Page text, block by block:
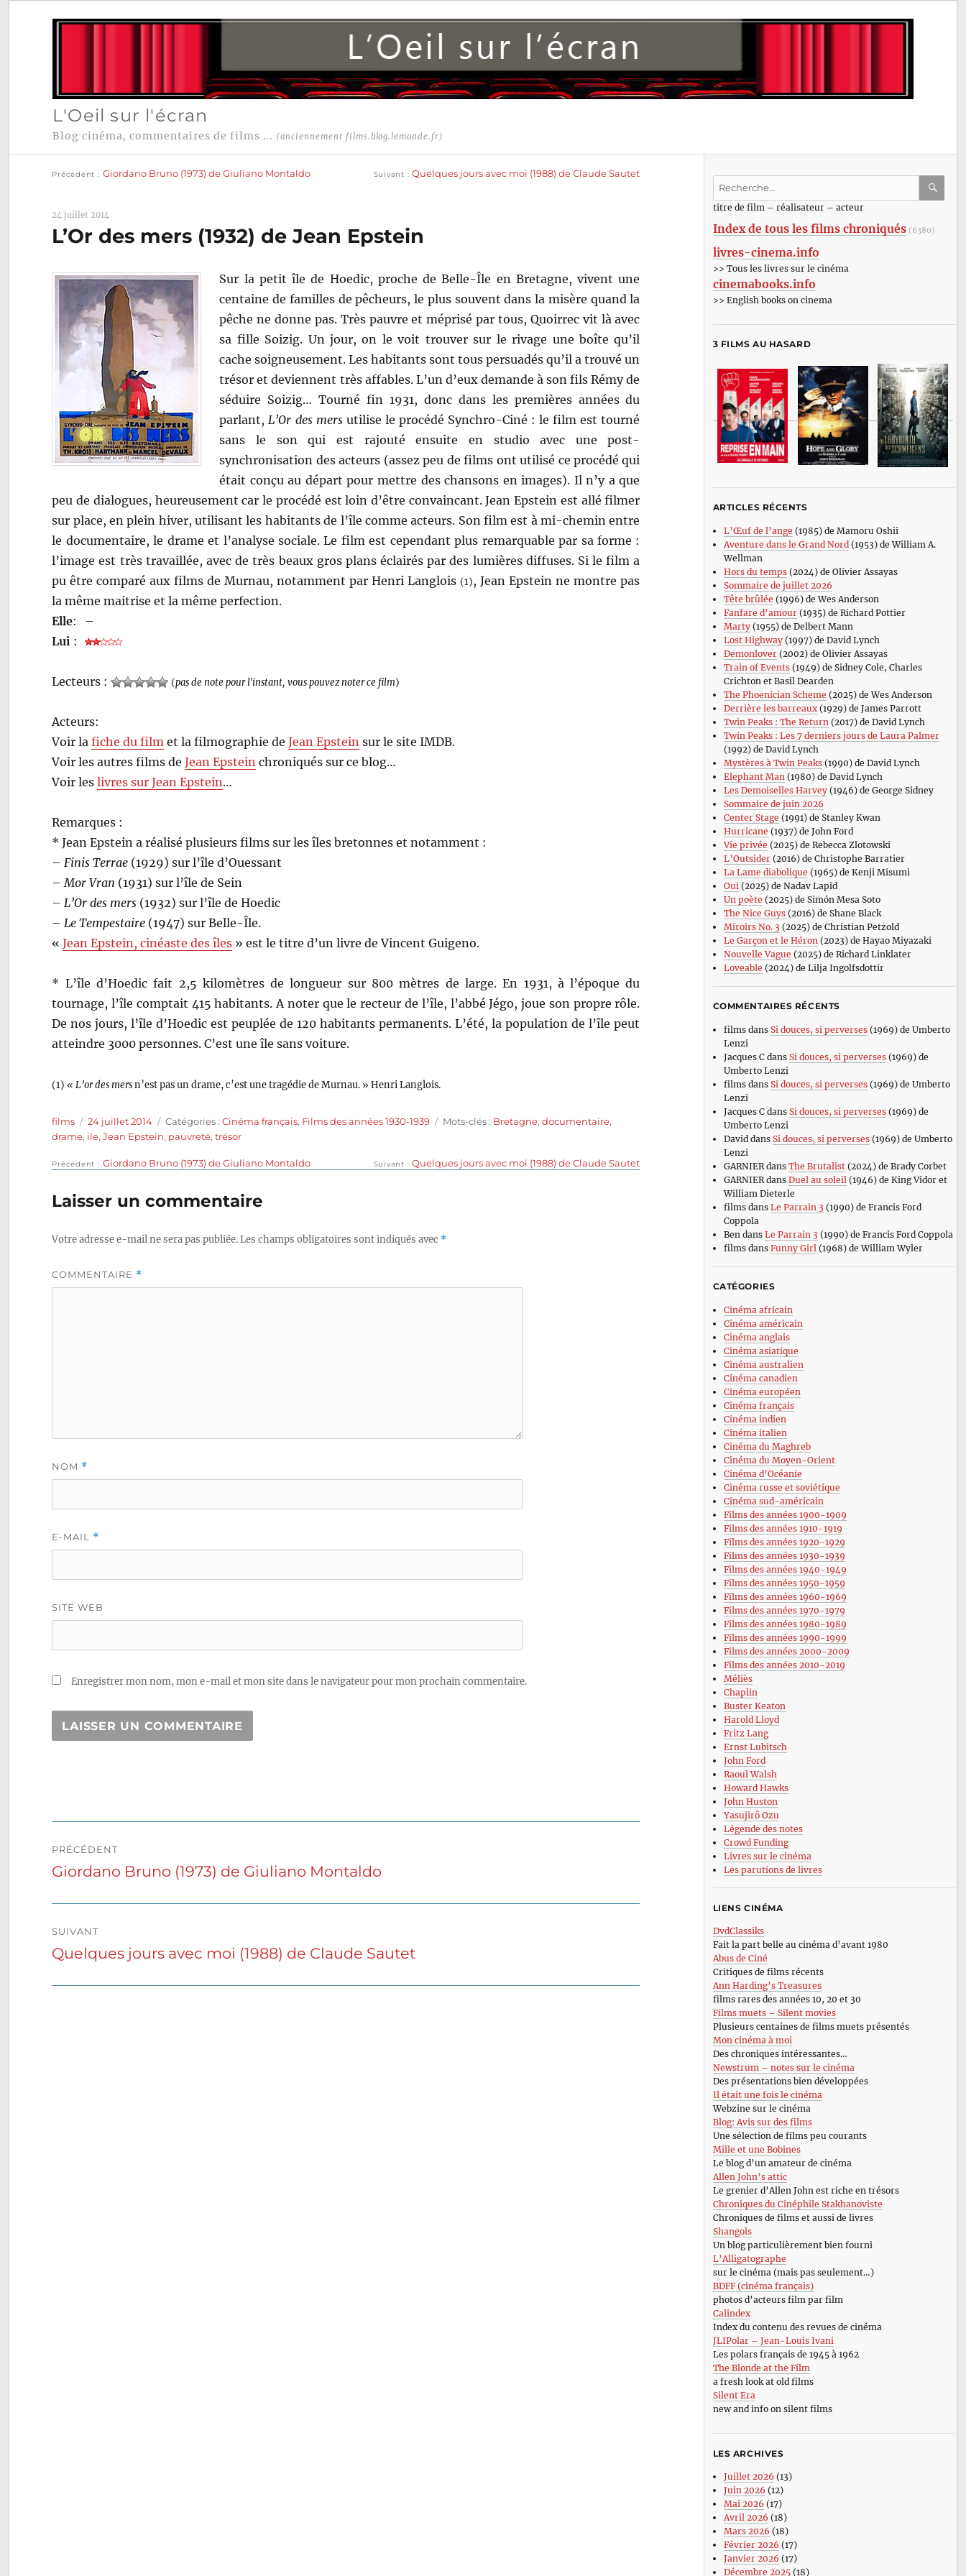
L'Oeil sur l'écran
Blog cinéma, commentaires de films ... (anciennement films.blog.lemonde.fr)
Navigation
l’article
Précédent Giordano Bruno (1973) de Giuliano Montaldo Suivant Quelques jours avec moi (1988) de Claude Sautet
24 juillet 2014
L’Or des mers (1932) de Jean Epstein
Sur la petit île de Hoedic, proche de Belle-Île en Bretagne, vivent une
centaine de familles de pêcheurs, le plus souvent dans la misère quand la
pêche ne donne pas. Très pauvre et méprisé par tous, Quoirrec vit là avec
sa fille Soizig. Un jour, on le voit trouver sur le rivage une boîte qu’il
cache soigneusement. Les habitants sont tous persuadés qu’il a trouvé un
trésor et deviennent très affables. L’un d’eux demande à son fils Rémy de
séduire Soizig… Tourné fin 1931, donc dans les premières années du
parlant, L’Or des mersutilise le procédé Synchro-Ciné : le film est tourné
sans le son qui est rajouté ensuite en studio avec une post-
synchronisation des acteurs (assez peu de films ont utilisé ce procédé qui
était conçu au départ pour mettre des chansons en images). Il n’y a que
peu de dialogues, heureusement car le procédé est loin d’être convaincant. Jean Epstein est allé filmer
sur place, en plein hiver, utilisant les habitants de l’île comme acteurs. Son film est à mi-chemin entre
le documentaire, le drame et l’analyse sociale. Le film est cependant plus remarquable par sa forme :
l’image est très travaillée, avec de très beaux gros plans éclairés par des lumières diffuses. Si le film a
pu être comparé aux films de Murnau, notamment par Henri Langlois(1), Jean Epstein ne montre pas
la même maitrise et la même perfection.
Elle:
–
Lui :
Lecteurs : (pas de note pour l'instant, vous pouvez noter ce film)
Acteurs:
Voir lafiche du film et la filmographie deJean Epstein sur le site IMDB.
Voir les autres films deJean Epstein chroniqués sur ce blog…
Voir leslivres sur Jean Epstein…
Remarques :
* Jean Epstein a réalisé plusieurs films sur les îles bretonnes et notamment :
– Finis Terrae (1929) sur l’île d’Ouessant
– Mor Vran (1931) sur l’île de Sein
– L’Or des mers (1932) sur l’île de Hoedic
– Le Tempestaire (1947) sur Belle-Île.
«Jean Epstein, cinéaste des îles » est le titre d’un livre de Vincent Guigeno.
* L’île d’Hoedic fait 2,5 kilomètres de longueur sur 800 mètres de large. En 1931, à l’époque du
tournage, l’île comptait 415 habitants. A noter que le recteur de l’île, l’abbé Jégo, joue son propre rôle.
De nos jours, l’île d’Hoedic est peuplée de 120 habitants permanents. L’été, la population de l’île peut
atteindre 3000 personnes. C’est une île sans voiture.
(1) « L’or des mersn’est pas un drame, c’est une tragédie de Murnau. » Henri Langlois.
Auteur
films
Publié
le
24 juillet 2014 Catégories
Catégories :Cinéma français, Films des années 1930-1939 Étiquettes
Mots-clés : Bretagne,documentaire,
drame, ile,Jean Epstein, pauvreté,trésor
Navigation
de
l’article
Précédent
Publication
Giordano Bruno (1973) de Giuliano Montaldo Suivant
Publication
Quelques jours avec moi (1988) de Claude Sautet
Laisser un commentaire
Votre adresse e-mail ne sera pas publiée.Les champs obligatoires sont indiqués avec *
COMMENTAIRE *
NOM *
E-MAIL *
SITE WEB
Enregistrer mon nom, mon e-mail et mon site dans le navigateur pour mon prochain commentaire.
de
PRÉCÉDENT
Publication
Giordano Bruno (1973) de Giuliano Montaldo
SUIVANT
Publication
Quelques jours avec moi (1988) de Claude Sautet
Recherche
:titre de film – réalisateur – acteur
Index de tous les films chroniqués (6380)
livres-cinema.info
>> Tous les livres sur le cinéma
cinemabooks.info
>> English books on cinema
3 FILMS AU HASARD
ARTICLES RÉCENTS
L’Œuf de l’ange (1985) de Mamoru Oshii
Aventure dans le Grand Nord(1953) de William A.
Wellman
Hors du temps(2024) de Olivier Assayas
Sommaire de juillet 2026
Tête brûlée (1996) de Wes Anderson
Fanfare d’amour(1935) de Richard Pottier
Marty(1955) de Delbert Mann
Lost Highway(1997) de David Lynch
Demonlover(2002) de Olivier Assayas
Train of Events(1949) de Sidney Cole, Charles
Crichton et Basil Dearden
The Phoenician Scheme (2025) de Wes Anderson
Derrière les barreaux(1929) de James Parrott
Twin Peaks : The Return(2017) de David Lynch
Twin Peaks : Les 7 derniers jours de Laura Palmer
(1992) de David Lynch
Mystères à Twin Peaks(1990) de David Lynch
Elephant Man(1980) de David Lynch
Les Demoiselles Harvey(1946) de George Sidney
Sommaire de juin 2026
Center Stage (1991) de Stanley Kwan
Hurricane (1937) de John Ford
Vie privée (2025) de Rebecca Zlotowski
L’Outsider(2016) de Christophe Barratier
La Lame diabolique (1965) de Kenji Misumi
Oui(2025) de Nadav Lapid
Un poète (2025) de Simón Mesa Soto
The Nice Guys(2016) de Shane Black
Miroirs No. 3 (2025) de Christian Petzold
Le Garçon et le Héron(2023) de Hayao Miyazaki
Nouvelle Vague (2025) de Richard Linklater
Loveable (2024) de Lilja Ingolfsdottir
COMMENTAIRES RÉCENTS
filmsdans Si douces, si perverses(1969) de Umberto
Lenzi
Jacques Cdans Si douces, si perverses(1969) de
Umberto Lenzi
filmsdans Si douces, si perverses(1969) de Umberto
Lenzi
Jacques Cdans Si douces, si perverses(1969) de
Umberto Lenzi
David dans Si douces, si perverses(1969) de Umberto
Lenzi
GARNIERdans The Brutalist(2024) de Brady Corbet
GARNIERdans Duel au soleil (1946) de King Vidor et
William Dieterle
filmsdans Le Parrain 3 (1990) de Francis Ford
Coppola
Ben dans Le Parrain 3 (1990) de Francis Ford Coppola
filmsdans Funny Girl (1968) de William Wyler
CATÉGORIES
Cinéma africain
Cinéma américain
Cinéma anglais
Cinéma asiatique
Cinéma australien
Cinéma canadien
Cinéma européen
Cinéma français
Cinéma indien
Cinéma italien
Cinéma du Maghreb
Cinéma du Moyen-Orient
Cinéma d’Océanie
Cinéma russe et soviétique
Cinéma sud-américain
Films des années 1900-1909
Films des années 1910-1919
Films des années 1920-1929
Films des années 1930-1939
Films des années 1940-1949
Films des années 1950-1959
Films des années 1960-1969
Films des années 1970-1979
Films des années 1980-1989
Films des années 1990-1999
Films des années 2000-2009
Films des années 2010-2019
Méliès
Chaplin
Buster Keaton
Harold Lloyd
Fritz Lang
Ernst Lubitsch
John Ford
Raoul Walsh
Howard Hawks
John Huston
Yasujirô Ozu
Légende des notes
Crowd Funding
Livres sur le cinéma
Les parutions de livres
LIENS CINÉMA
DvdClassiks
Fait la part belle au cinéma d’avant 1980
Abus de Ciné
Critiques de films récents
Ann Harding’s Treasures
films rares des années 10, 20 et 30
Films muets – Silent movies
Plusieurs centaines de films muets présentés
Mon cinéma à moi
Des chroniques intéressantes…
Newstrum – notes sur le cinéma
Des présentations bien développées
Il était une fois le cinéma
Webzine sur le cinéma
Blog: Avis sur des films
Une sélection de films peu courants
Mille et une Bobines
Le blog d’un amateur de cinéma
Allen John’s attic
Le grenier d’Allen John est riche en trésors
Chroniques du Cinéphile Stakhanoviste
Chroniques de films et aussi de livres
Shangols
Un blog particulièrement bien fourni
L’Alligatographe
sur le cinéma (mais pas seulement…)
BDFF (cinéma français)
photos d’acteurs film par film
Calindex
Index du contenu des revues de cinéma
JLIPolar – Jean-Louis Ivani
Les polars français de 1945 à 1962
The Blonde at the Film
a fresh look at old films
Silent Era
new and info on silent films
LES ARCHIVES
Juillet 2026 (13)
Juin 2026 (12)
Mai 2026 (17)
Avril 2026 (18)
Mars 2026 (18)
Février 2026 (17)
Janvier 2026 (17)
Décembre 2025(18)